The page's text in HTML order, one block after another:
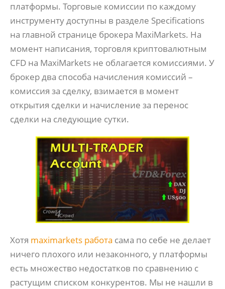
платформы. Торговые комиссии по каждому
инструменту доступны в разделе Specifications
на главной странице брокера MaxiMarkets. На
момент написания, торговля криптовалютным
CFD на MaxiMarkets не облагается комиссиями. У
брокер два способа начисления комиссий –
комиссия за сделку, взимается в момент
открытия сделки и начисление за перенос
сделки на следующие сутки.
Хотя maximarkets работа сама по себе не делает
ничего плохого или незаконного, у платформы
есть множество недостатков по сравнению с
растущим списком конкурентов. Мы не нашли в